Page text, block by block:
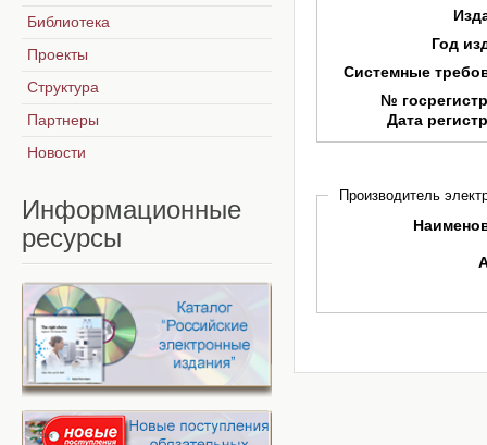
Год
Системные
№
Дата
Производитель
Библиотека
Проекты
Структура
Партнеры
Новости
Информационные
ресурсы